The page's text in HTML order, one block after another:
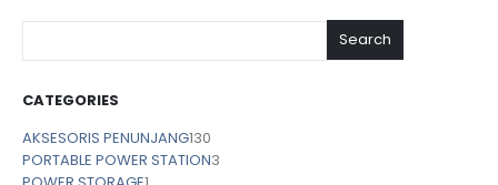
Search
CATEGORIES
AKSESORIS PENUNJANG130
PORTABLE POWER STATION3